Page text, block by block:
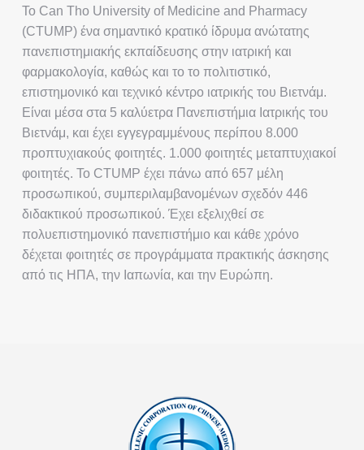
Το Can Tho University of Medicine and Pharmacy
(CTUMP) ένα σημαντικό κρατικό ίδρυμα ανώτατης
πανεπιστημιακής εκπαίδευσης στην ιατρική και
φαρμακολογία, καθώς και το το πολιτιστικό,
επιστημονικό και τεχνικό κέντρο ιατρικής του Βιετνάμ.
Είναι μέσα στα 5 καλύετρα Πανεπιστήμια Ιατρικής του
Βιετνάμ, και έχει εγγεγραμμένους περίπου 8.000
προπτυχιακούς φοιτητές. 1.000 φοιτητές μεταπτυχιακοί
φοιτητές. Το CTUMP έχει πάνω από 657 μέλη
προσωπικού, συμπεριλαμβανομένων σχεδόν 446
διδακτικού προσωπικού. Έχει εξελιχθεί σε
πολυεπιστημονικό πανεπιστήμιο και κάθε χρόνο
δέχεται φοιτητές σε προγράμματα πρακτικής άσκησης
από τις ΗΠΑ, την Ιαπωνία, και την Ευρώπη.